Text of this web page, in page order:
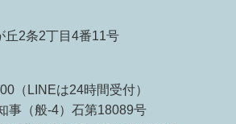
丘2条2丁目4番11号
（LINEは24時間受付）
事（般-4）石第18089号